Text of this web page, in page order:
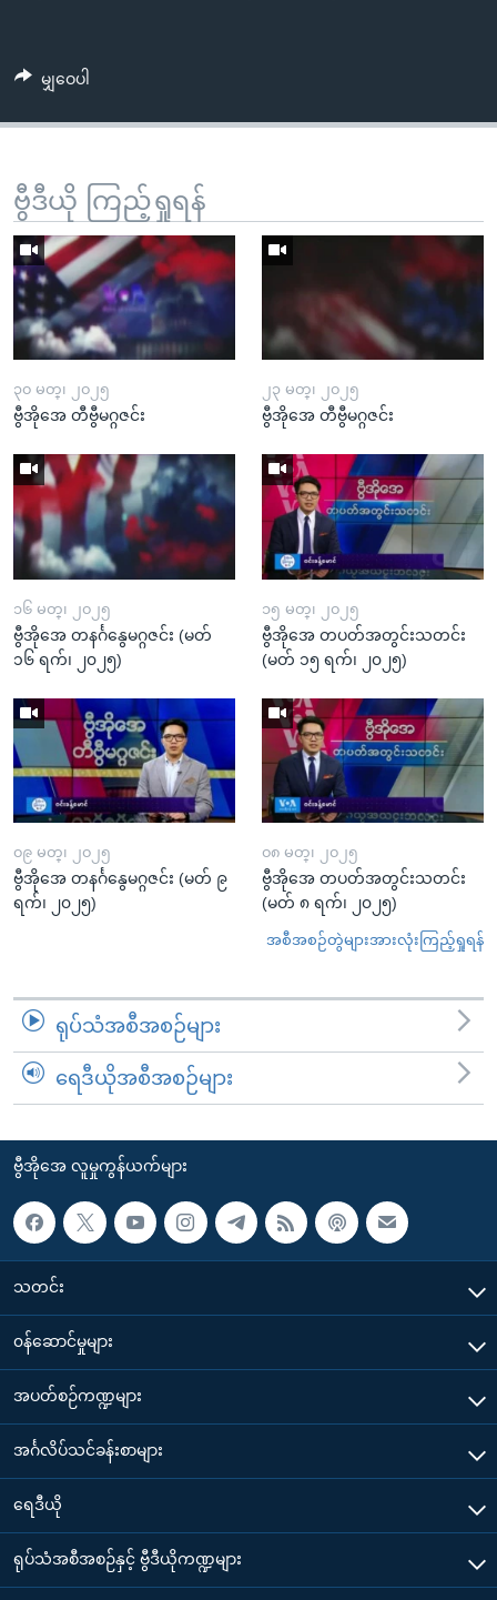
မျှဝေပါ
ဗွီဒီယို ကြည့်ရှုရန်
၃၀ မတ္၊ ၂၀၂၅
ဗွီအိုအေ တီဗွီမဂ္ဂဇင်း
၂၃ မတ္၊ ၂၀၂၅
ဗွီအိုအေ တီဗွီမဂ္ဂဇင်း
၁၆ မတ္၊ ၂၀၂၅
ဗွီအိုအေ တနင်္ဂနွေမဂ္ဂဇင်း (မတ်
၁၆ ရက်၊ ၂၀၂၅)
၁၅ မတ္၊ ၂၀၂၅
ဗွီအိုအေ တပတ်အတွင်းသတင်း
(မတ် ၁၅ ရက်၊ ၂၀၂၅)
၀၉ မတ္၊ ၂၀၂၅
ဗွီအိုအေ တနင်္ဂနွေမဂ္ဂဇင်း (မတ် ၉
ရက်၊ ၂၀၂၅)
၀၈ မတ္၊ ၂၀၂၅
ဗွီအိုအေ တပတ်အတွင်းသတင်း
(မတ် ၈ ရက်၊ ၂၀၂၅)
အစီအစဉ်တွဲများအားလုံးကြည့်ရှုရန်
ရုပ်သံအစီအစဉ်များ
ရေဒီယိုအစီအစဉ်များ
ဗွီအိုအေ လူမှုကွန်ယက်များ
သတင်း
၀န်ဆောင်မှုများ
အပတ်စဉ်ကဏ္ဍများ
အင်္ဂလိပ်သင်ခန်းစာများ
ရေဒီယို
ရုပ်သံအစီအစဉ်နှင့် ဗွီဒီယိုကဏ္ဍများ